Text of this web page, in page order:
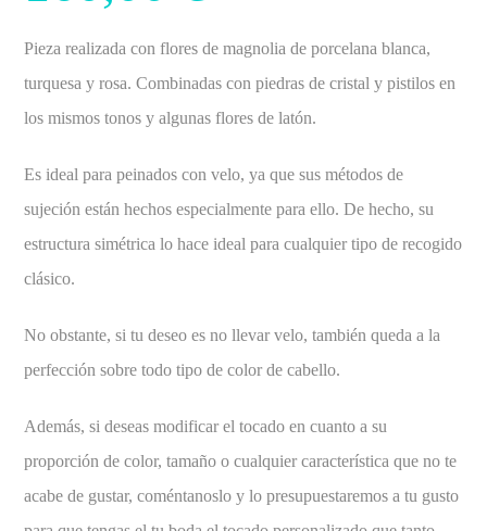
Pieza realizada con flores de magnolia de porcelana blanca,
turquesa y rosa. Combinadas con piedras de cristal y pistilos en
los mismos tonos y algunas flores de latón.
Es ideal para peinados con velo, ya que sus métodos de
sujeción están hechos especialmente para ello. De hecho, su
estructura simétrica lo hace ideal para cualquier tipo de recogido
clásico.
No obstante, si tu deseo es no llevar velo, también queda a la
perfección sobre todo tipo de color de cabello.
Además, si deseas modificar el tocado en cuanto a su
proporción de color, tamaño o cualquier característica que no te
acabe de gustar, coméntanoslo y lo presupuestaremos a tu gusto